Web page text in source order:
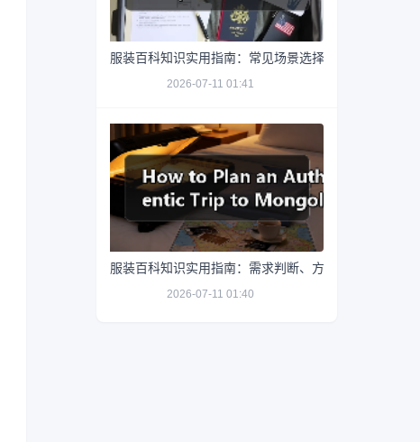
服装百科知识实用指南：常见场景选择要点与注意事项
2026-07-11 01:41
服装百科知识实用指南：需求判断、方案选择和避坑建
2026-07-11 01:40